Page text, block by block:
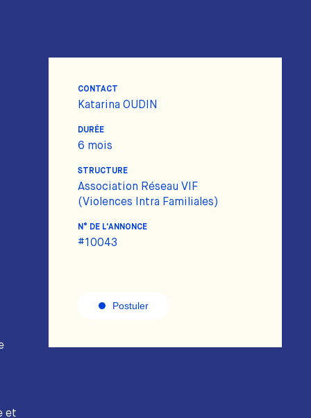
et
CONTACT
Katarina OUDIN
DURÉE
6 mois
STRUCTURE
Association Réseau VIF
(Violences Intra Familiales)
N° DE L'ANNONCE
#10043
Postuler